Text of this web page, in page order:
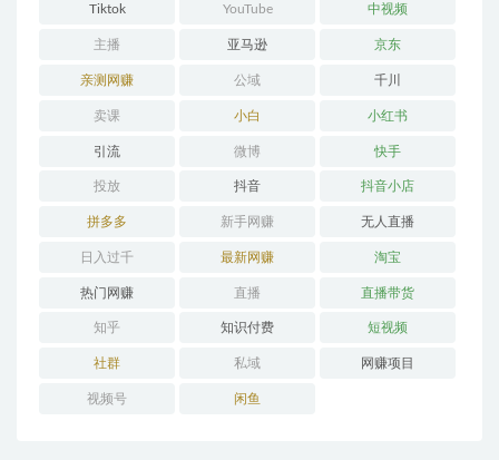
Tiktok YouTube 中视频
主播 亚马逊 京东
亲测网赚 公域 千川
卖课 小白 小红书
引流 微博 快手
投放 抖音 抖音小店
拼多多 新手网赚 无人直播
日入过千 最新网赚 淘宝
热门网赚 直播 直播带货
知乎 知识付费 短视频
社群 私域 网赚项目
视频号 闲鱼